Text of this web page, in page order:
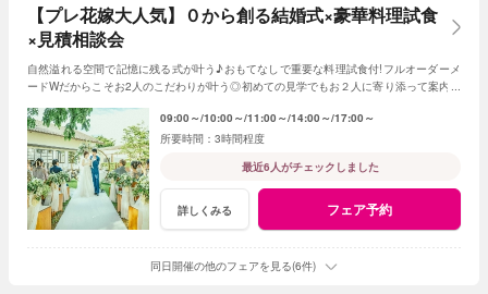
【プレ花嫁大人気】０から創る結婚式×豪華料理試食
×見積相談会
自然溢れる空間で記憶に残る式が叶う♪おもてなしで重要な料理試食付!フルオーダーメ
ードWだからこそお2人のこだわりが叶う◎初めての見学でもお２人に寄り添って案内さ
09:00～ 10:00～ 11:00～ 14:00～ 17:00～
3時間程度
最近6人がチェックしました
詳しくみる フェア予約
同日開催の他のフェアを見る(6件)